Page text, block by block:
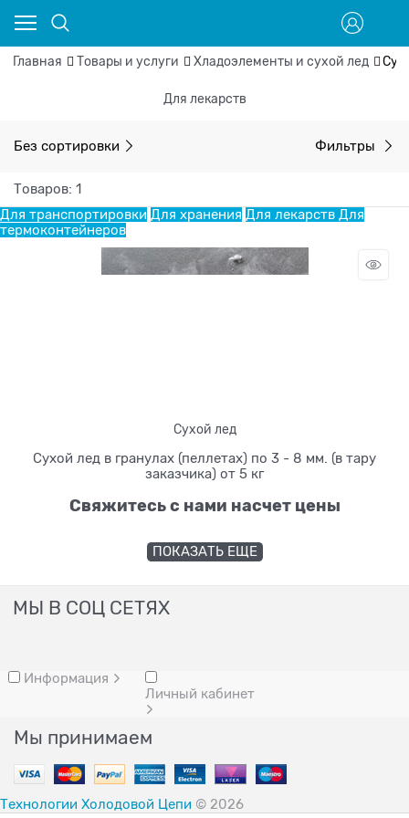
Главная Товары и услуги Хладоэлементы и сухой лед
Для лекарств
Без сортировки Фильтры
Товаров: 1
Для транспортировки Для хранения Для лекарств Для
термоконтейнеров
Сухой лед
Сухой лед в гранулах (пеллетах) по 3 - 8 мм. (в тару
заказчика) от 5 кг
Свяжитесь с нами насчет цены
ПОКАЗАТЬ ЕЩЕ
МЫ В СОЦ СЕТЯХ
Информация
Личный кабинет
Мы принимаем
Технологии Холодовой Цепи © 2026